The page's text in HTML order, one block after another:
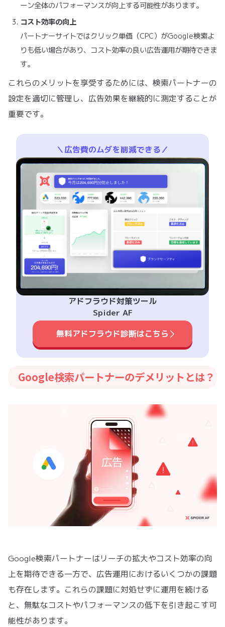
ーン全体のパフォーマンスが向上する可能性があります。
コスト効率の向上
パートナーサイトではクリック単価（CPC）がGoogle検索よ
りも低い場合があり、コスト効率の良い広告運用が期待できま
す。
これらのメリットを享受するためには、検索パートナーの
設定を適切に管理し、広告効果を継続的に測定することが
重要です。
＼広告費のムダを削減できる／
アドフラウド対策ツール
Spider AF
無料アドフラウド診断はこちら
Google検索パートナーのデメリットとは？
Google検索パートナーはリーチの拡大やコスト効率の向
上を期待できる一方で、広告運用におけるいくつかの課題
も存在します。これらの課題に対処せずに運用を続ける
と、無駄なコストやパフォーマンスの低下を引き起こす可
能性があります。